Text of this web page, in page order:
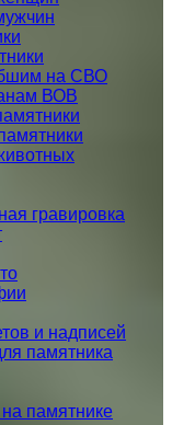
на СВО
ВОВ
гравировка
и надписей
памятника
памятнике